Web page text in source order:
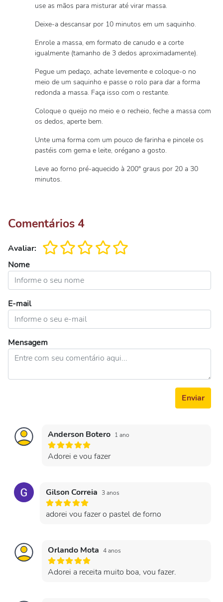
use as mãos para misturar até virar massa.
Deixe-a descansar por 10 minutos em um saquinho.
Enrole a massa, em formato de canudo e a corte
igualmente (tamanho de 3 dedos aproximadamente).
Pegue um pedaço, achate levemente e coloque-o no
meio de um saquinho e passe o rolo para dar a forma
redonda a massa. Faça isso com o restante.
Coloque o queijo no meio e o recheio, feche a massa com
os dedos, aperte bem.
Unte uma forma com um pouco de farinha e pincele os
pastéis com gema e leite, orégano a gosto.
Leve ao forno pré-aquecido à 200° graus por 20 a 30
minutos.
Comentários4
Avaliar:
Nome
E-mail
Mensagem
Enviar
Anderson Botero 1 ano
Adorei e vou fazer
Gilson Correia 3 anos
adorei vou fazer o pastel de forno
Orlando Mota 4 anos
Adorei a receita muito boa, vou fazer.